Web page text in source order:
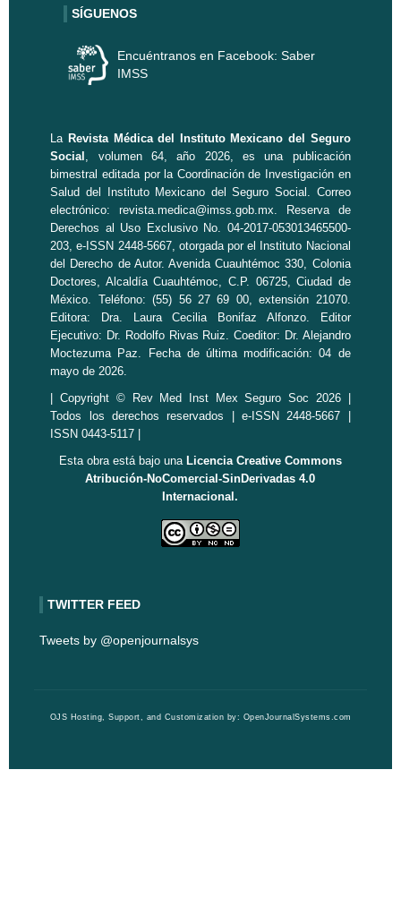
SÍGUENOS
Encuéntranos en Facebook: Saber
IMSS
La Revista Médica del Instituto Mexicano del Seguro
Social
, volumen 64, año 2026, es una publicación
bimestral editada por la Coordinación de Investigación en
Salud del Instituto Mexicano del Seguro Social. Correo
electrónico:revista.medica@imss.gob.mx . Reserva de
Derechos al Uso Exclusivo No. 04-2017-053013465500-
203, e-ISSN 2448-5667, otorgada por el Instituto Nacional
del Derecho de Autor. Avenida Cuauhtémoc 330, Colonia
Doctores, Alcaldía Cuauhtémoc, C.P. 06725, Ciudad de
México. Teléfono: (55) 56 27 69 00, extensión 21070.
Editora: Dra. Laura Cecilia Bonifaz Alfonzo. Editor
Ejecutivo: Dr. Rodolfo Rivas Ruiz. Coeditor: Dr. Alejandro
Moctezuma Paz. Fecha de última modificación: 04 de
mayo de 2026.
| Copyright © Rev Med Inst Mex Seguro Soc 2026 |
Todos los derechos reservados | e-ISSN 2448-5667 |
ISSN 0443-5117 |
Esta obra está bajo una Licencia Creative Commons
Atribución-NoComercial-SinDerivadas 4.0
Internacional.
TWITTER FEED
Tweets by @openjournalsys
OJS Hosting, Support, and Customization by: OpenJournalSystems.com